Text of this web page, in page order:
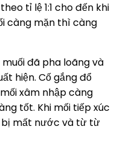
tỉ lệ 1:1 cho đến khi
càng mặn thì càng
đã pha loãng và
hiện. Cố gắng đổ
xâm nhập càng
tốt. Khi mối tiếp xúc
bị mất nước và từ từ